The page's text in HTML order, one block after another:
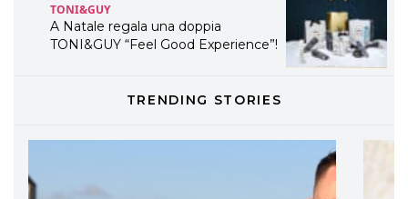
TONI&GUY
A Natale regala una doppia
TONI&GUY “Feel Good Experience”!
LABEL.M lancia la sua innovativa ed
professionali
TRENDING STORIES